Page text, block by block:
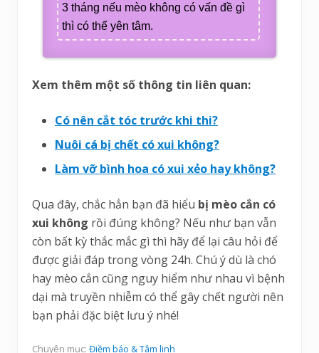
3 tháng nếu mèo không có vấn đề gì
thì có thể yên tâm.
Xem thêm một số thông tin liên quan:
Có nên cắt tóc trước khi thi?
Nuôi cá bị chết có xui không?
Làm vỡ bình hoa có xui xẻo hay không?
Qua đây, chắc hẳn bạn đã hiểu bị mèo cắn có
xui không rồi đúng không? Nếu như bạn vẫn
còn bất kỳ thắc mắc gì thì hãy để lại câu hỏi để
được giải đáp trong vòng 24h. Chú ý dù là chó
hay mèo cắn cũng nguy hiểm như nhau vì bệnh
dại mà truyền nhiễm có thể gây chết người nên
bạn phải đặc biệt lưu ý nhé!
Chuyên mục: Điềm báo & Tâm linh